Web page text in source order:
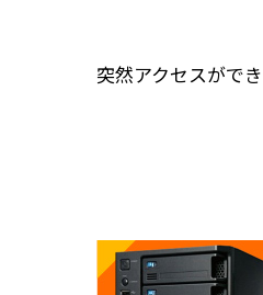
突然アクセスがで